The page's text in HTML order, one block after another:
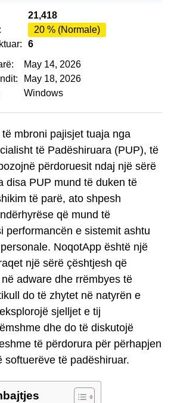
21,418
20 % (Normale)
6
May 14, 2026
May 18, 2026
Windows
mbroni pajisjet tuaja nga
të Padëshiruara (PUP), të
përdoruesit ndaj një sërë
disa PUP mund të duken të
të parë, ato shpesh
që mund të
performancën e sistemit ashtu
NoqotApp është një
një sërë çështjesh që
adware dhe rrëmbyes të
do të zhytet në natyrën e
sjelljet e tij
dhe do të diskutojë
të përdorura për përhapjen
softuerëve të padëshiruar.